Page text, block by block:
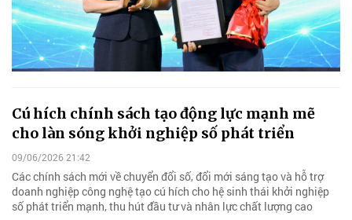
Cú hích chính sách tạo động lực mạnh mẽ
cho làn sóng khởi nghiệp số phát triển
09/06/2026 21:42
Các chính sách mới về chuyển đổi số, đổi mới sáng tạo và hỗ trợ
doanh nghiệp công nghệ tạo cú hích cho hệ sinh thái khởi nghiệp
số phát triển mạnh, thu hút đầu tư và nhân lực chất lượng cao